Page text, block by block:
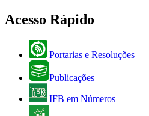
Acesso Rápido
Portarias e Resoluções
Publicações
IFB em Números